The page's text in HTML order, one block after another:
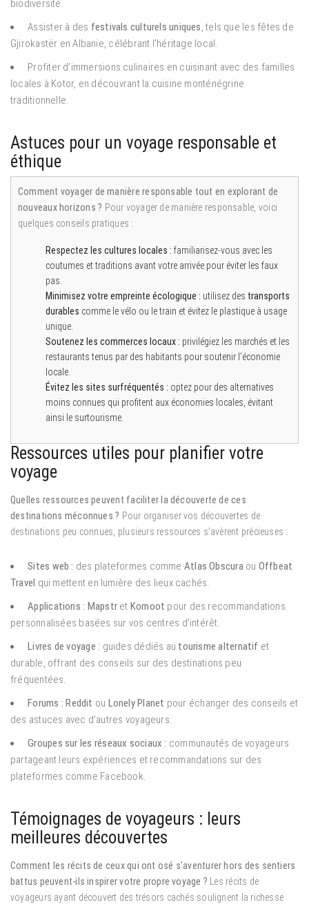
biodiversité.
Assister à des festivals culturels uniques, tels que les fêtes de
Gjirokastër en Albanie, célébrant l’héritage local.
Profiter d’immersions culinaires en cuisinant avec des familles
locales à Kotor, en découvrant la cuisine monténégrine
traditionnelle.
Astuces pour un voyage responsable et
éthique
Comment voyager de manière responsable tout en explorant de
nouveaux horizons ? Pour voyager de manière responsable, voici
quelques conseils pratiques :
Respectez les cultures locales : familiarisez-vous avec les
coutumes et traditions avant votre arrivée pour éviter les faux
pas.
Minimisez votre empreinte écologique : utilisez des transports
durables comme le vélo ou le train et évitez le plastique à usage
unique.
Soutenez les commerces locaux : privilégiez les marchés et les
restaurants tenus par des habitants pour soutenir l’économie
locale.
Évitez les sites surfréquentés : optez pour des alternatives
moins connues qui profitent aux économies locales, évitant
ainsi le surtourisme.
Ressources utiles pour planifier votre
voyage
Quelles ressources peuvent faciliter la découverte de ces
destinations méconnues ? Pour organiser vos découvertes de
destinations peu connues, plusieurs ressources s’avèrent précieuses :
Sites web : des plateformes comme Atlas Obscuraou Offbeat
Travel qui mettent en lumière des lieux cachés.
Applications : Mapstret Komoot pour des recommandations
personnalisées basées sur vos centres d’intérêt.
Livres de voyage : guides dédiés au tourisme alternatif et
durable, offrant des conseils sur des destinations peu
fréquentées.
Forums : Reddit ou Lonely Planet pour échanger des conseils et
des astuces avec d’autres voyageurs.
Groupes sur les réseaux sociaux : communautés de voyageurs
partageant leurs expériences et recommandations sur des
plateformes comme Facebook.
Témoignages de voyageurs : leurs
meilleures découvertes
Comment les récits de ceux qui ont osé s’aventurer hors des sentiers
battus peuvent-ils inspirer votre propre voyage ? Les récits de
voyageurs ayant découvert des trésors cachés soulignent la richesse